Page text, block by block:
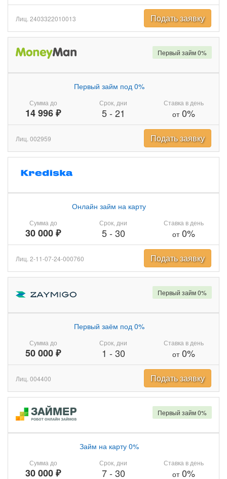
Лиц. 2403322010013 Подать заявку
Сумма до
14 996 ₽
Первый займ под 0%
Срок, дни
5- 21
Ставка в день
от0%
Первый займ 0%
Лиц. 002959 Подать заявку
Сумма до
30 000 ₽
Онлайн займ на карту
Срок, дни
5- 30
Ставка в день
от0%
Лиц. 2-11-07-24-000760 Подать заявку
Сумма до
50 000 ₽
Первый заём под 0%
Срок, дни
1 - 30
Ставка в день
от0%
Первый займ 0%
Лиц. 004400 Подать заявку
Сумма до
30 000 ₽
Займ на карту 0%
Срок, дни
7- 30
Ставка в день
от0%
Первый займ 0%